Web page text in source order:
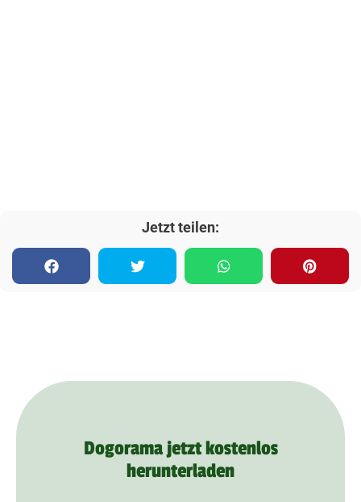
Jetzt teilen:
Dogorama jetzt kostenlos
herunterladen